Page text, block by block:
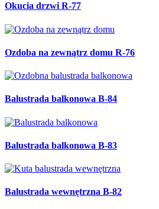
Okucia drzwi R-77
Ozdoba na zewnątrz domu R-76
Balustrada balkonowa B-84
Balustrada balkonowa B-83
Balustrada wewnętrzna B-82